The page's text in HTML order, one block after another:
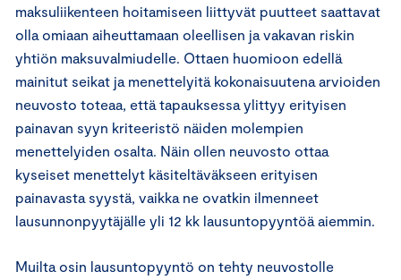
maksuliikenteen hoitamiseen liittyvät puutteet saattavat
olla omiaan aiheuttamaan oleellisen ja vakavan riskin
yhtiön maksuvalmiudelle. Ottaen huomioon edellä
mainitut seikat ja menettelyitä kokonaisuutena arvioiden
neuvosto toteaa, että tapauksessa ylittyy erityisen
painavan syyn kriteeristö näiden molempien
menettelyiden osalta. Näin ollen neuvosto ottaa
kyseiset menettelyt käsiteltäväkseen erityisen
painavasta syystä, vaikka ne ovatkin ilmenneet
lausunnonpyytäjälle yli 12 kk lausuntopyyntöä aiemmin.
Muilta osin lausuntopyyntö on tehty neuvostolle